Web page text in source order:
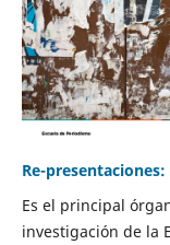
Re-
Es el principal
investigación de la